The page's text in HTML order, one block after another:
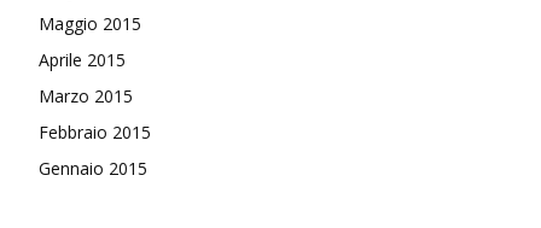
Maggio 2015
Aprile 2015
Marzo 2015
Febbraio 2015
Gennaio 2015